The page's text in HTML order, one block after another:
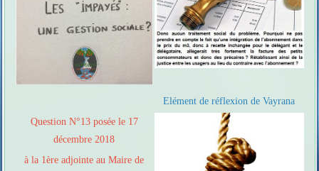
Question N°13 posée le 17
décembre 2018
à la 1ère adjointe au Maire de
Elément de réflexion de Vayrana